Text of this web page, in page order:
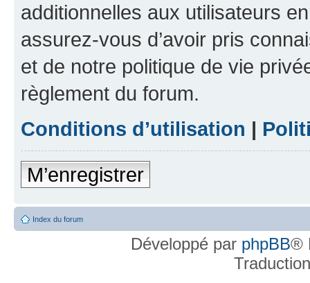
additionnelles aux utilisateurs
assurez-vous d’avoir pris
et de notre politique de vie
règlement du forum.
Conditions d’utilisation |
M’enregistrer
Index du forum
Développé par phpBB®